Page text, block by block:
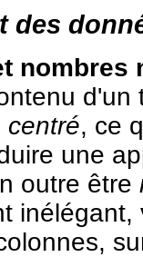
des
centré, ce
une
outre être